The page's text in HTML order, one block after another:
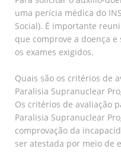
uma perícia médica do
Social). É importante
que comprove a doença
os exames exigidos.
Quais são os critérios de
Paralisia Supranuclear
Os critérios de avaliação
Paralisia Supranuclear
comprovação da
ser atestada por meio de